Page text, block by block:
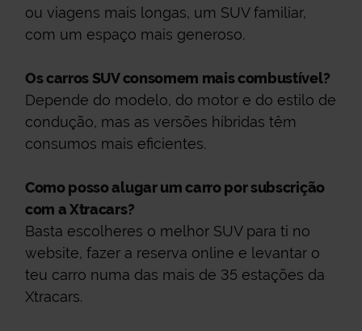
ou viagens mais longas, um SUV familiar,
com um espaço mais generoso.
Os carros SUV consomem mais combustível?
Depende do modelo, do motor e do estilo de
condução, mas as versões híbridas têm
consumos mais eficientes.
Como posso alugar um carro por subscrição
com a Xtracars?
Basta escolheres o melhor SUV para ti no
website, fazer a reserva online e levantar o
teu carro numa das mais de 35 estações da
Xtracars.